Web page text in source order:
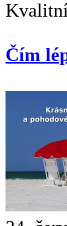
Čím